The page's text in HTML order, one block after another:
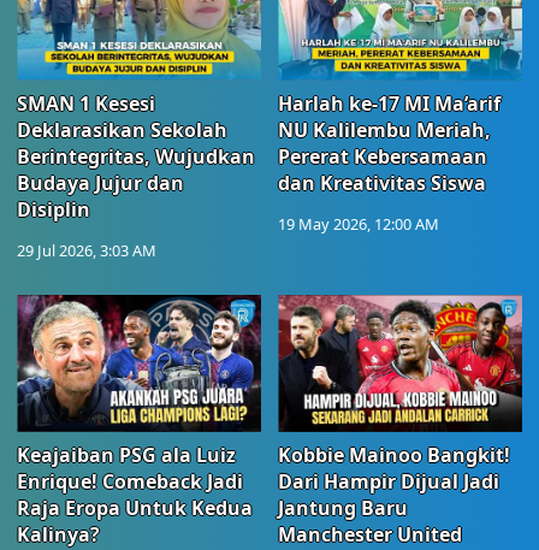
SMAN 1 Kesesi
Deklarasikan Sekolah
Berintegritas, Wujudkan
Budaya Jujur dan
Disiplin
29 Jul 2026, 3:03 AM
Harlah ke-17 MI Ma’arif
NU Kalilembu Meriah,
Pererat Kebersamaan
dan Kreativitas Siswa
19 May 2026, 12:00 AM
Keajaiban PSG ala Luiz
Enrique! Comeback Jadi
Raja Eropa Untuk Kedua
Kalinya?
Kobbie Mainoo Bangkit!
Dari Hampir Dijual Jadi
Jantung Baru
Manchester United